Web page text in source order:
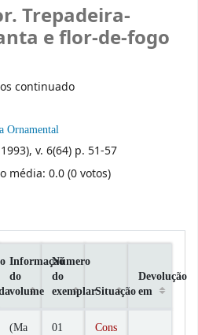
Trepadeira-
e flor-de-fogo
continuado
Ornamental
v. 6(64) p. 51-57
média: 0.0 (0 votos)
Informaçaõ
do
volume
Número
do
exemplarSituação
Devolução
em
(Ma
01
Cons